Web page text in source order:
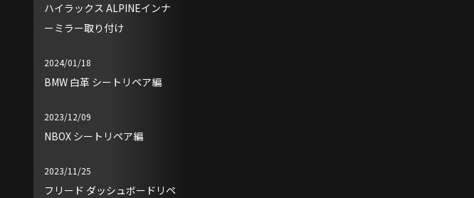
ハイラックス ALPINEインナ
ーミラー取り付け
2024/01/18
BMW 白革 シートリペア編
2023/12/09
NBOX シートリペア編
2023/11/25
フリード ダッシュボードリペ